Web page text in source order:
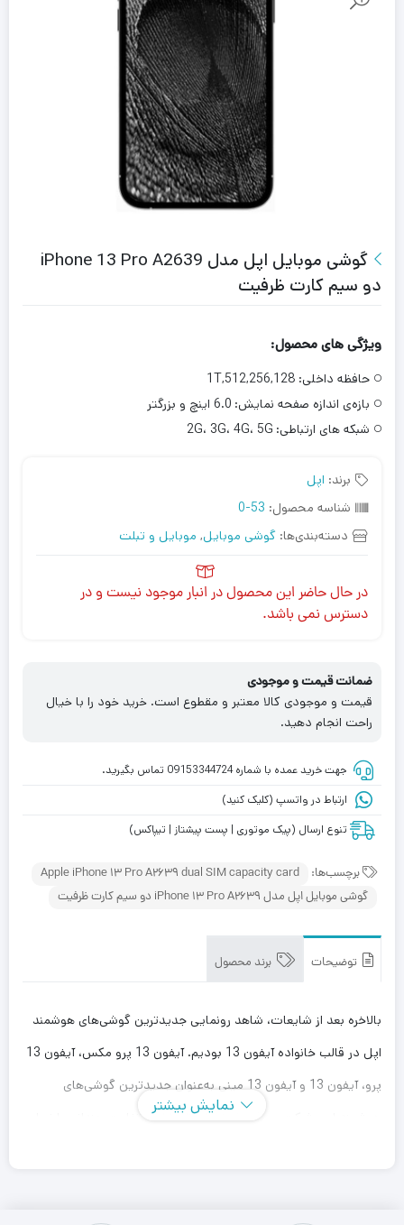
گوشی موبایل اپل مدل iPhone 13 Pro A2639
دو سیم‌ کارت ظرفیت
ویژگی های محصول:
حافظه داخلی: 1T,512,256,128
بازه‌ی اندازه صفحه نمایش: 6.0 اینچ و بزرگتر
شبکه های ارتباطی: 2G، 3G، 4G، 5G
برند: اپل
شناسه محصول: 53-0
دسته‌بندی‌ها: گوشی موبایل, موبایل و تبلت
در حال حاضر این محصول در انبار موجود نیست و در
دسترس نمی باشد.
ضمانت قیمت و موجودی
قیمت و موجودی کالا معتبر و مقطوع است. خرید خود را با خیال
راحت انجام دهید.
جهت خرید عمده با شماره 09153344724 تماس بگیرید.
ارتباط در واتسپ (کلیک کنید)
تنوع ارسال (پیک موتوری | پست پیشتاز | تیپاکس)
برچسب‌ها:
Apple iPhone 13 Pro A2639 dual SIM capacity card
گوشی موبایل اپل مدل iPhone 13 Pro A2639 دو سیم‌ کارت ظرفیت
توضیحات برند محصول
بالاخره بعد از شایعات، شاهد رونمایی جدید‌ترین گوشی‌های هوشمند
اپل در قالب خانواده آیفون 13 بودیم. آیفون 13 پرو مکس، آیفون 13
پرو، آیفون 13 و آیفون 13 مینی به‌عنوان جدید‌ترین گوشی‌های
هوشمند این شرکت معرفی شدند. از نظر طراحی تفاوت چندانی با نسل
نمایش بیشتر